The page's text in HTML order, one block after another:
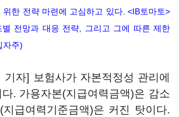
한 전략 마련에 고심하고 있다. <IB토마토>
전망과 대응 전략, 그리고 그에 따른 제한
자주)
기자] 보험사가 자본적정성 관리에
. 가용자본(지급여력금액)은 감소
급여력기준금액)은 커진 탓이다.